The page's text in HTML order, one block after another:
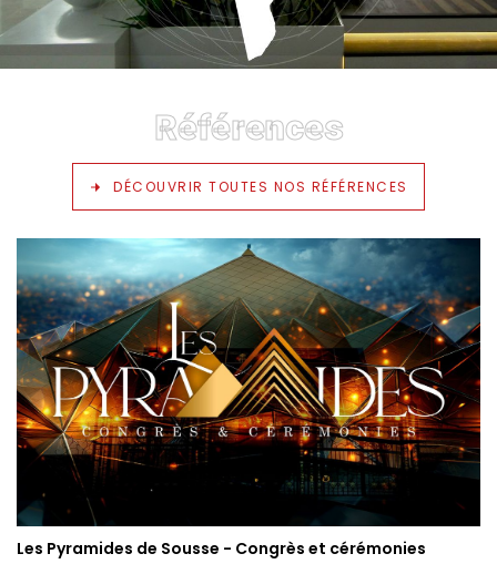
Références
DÉCOUVRIR TOUTES NOS RÉFÉRENCES
Les Pyramides de Sousse - Congrès et cérémonies